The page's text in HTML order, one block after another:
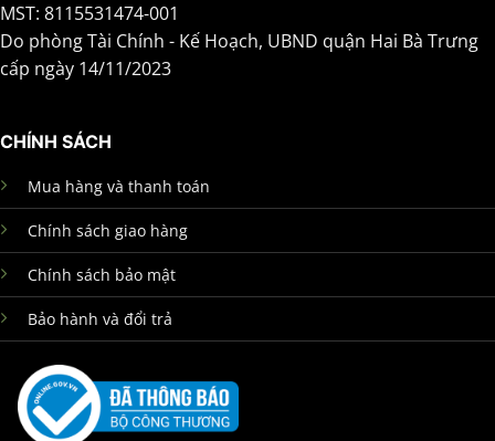
MST: 8115531474-001
Do phòng Tài Chính - Kế Hoạch, UBND quận Hai Bà Trưng
cấp ngày 14/11/2023
CHÍNH SÁCH
Mua hàng và thanh toán
Chính sách giao hàng
Chính sách bảo mật
Bảo hành và đổi trả